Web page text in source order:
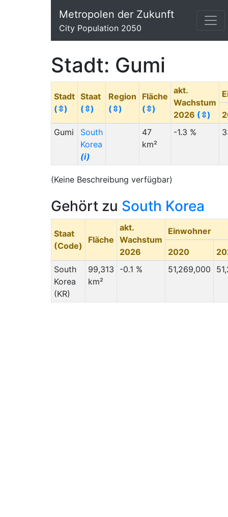
Metropolen der Zukunft
City Population 2050
Stadt: Gumi
Stadt
(⇳)
Staat
(⇳)
Region
(⇳)
Fläche
(⇳)
akt.
Wachstum
2026 (⇳)
Gumi
South
Korea
(i)
47
km²
-1.3 %
(Keine Beschreibung verfügbar)
Gehört zu South Korea
Staat
(Code)
Fläche
akt.
Wachstum
2026
Einwohner
2020
South
Korea
(KR)
99,313
km²
-0.1 % 51,269,000